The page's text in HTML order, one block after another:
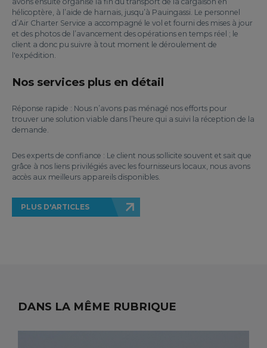
hélicoptère, à l’aide de harnais, jusqu’à Pauingassi. Le personnel
d’Air Charter Service a accompagné le vol et fourni des mises à jour
et des photos de l’avancement des opérations en temps réel ; le
client a donc pu suivre à tout moment le déroulement de
l'expédition.
Nos services plus en détail
Réponse rapide : Nous n’avons pas ménagé nos efforts pour
trouver une solution viable dans l’heure qui a suivi la réception de la
demande.
Des experts de confiance : Le client nous sollicite souvent et sait que
grâce à nos liens privilégiés avec les fournisseurs locaux, nous avons
accès aux meilleurs appareils disponibles.
PLUS D'ARTICLES
DANS LA MÊME RUBRIQUE